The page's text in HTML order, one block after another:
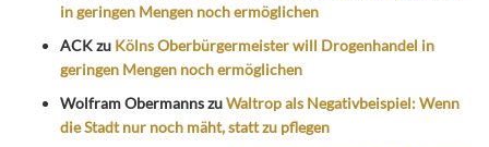
in geringen Mengen noch ermöglichen
ACKzu Kölns Oberbürgermeister will Drogenhandel in
geringen Mengen noch ermöglichen
Wolfram ObermannszuWaltrop als Negativbeispiel: Wenn
die Stadt nur noch mäht, statt zu pflegen